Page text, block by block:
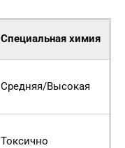
Специальная химия
Средняя/Высокая
Токсично